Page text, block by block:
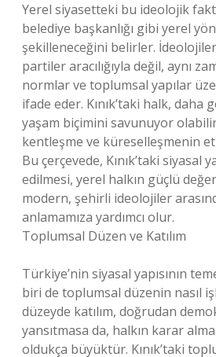
Yerel siyasetteki bu ideolojik
belediye başkanlığı gibi yerel
şekilleneceğini belirler.
partiler aracılığıyla değil, aynı
normlar ve toplumsal yapılar
ifade eder. Kınık’taki halk, daha
yaşam biçimini savunuyor
kentleşme ve küreselleşmenin
Bu çerçevede, Kınık’taki siyasal
edilmesi, yerel halkın güçlü
modern, şehirli ideolojiler
anlamamıza yardımcı olur.
Toplumsal Düzen ve Katılım
Türkiye’nin siyasal yapısının
biri de toplumsal düzenin nasıl
düzeyde katılım, doğrudan
yansıtmasa da, halkın karar
oldukça büyüktür. Kınık’taki